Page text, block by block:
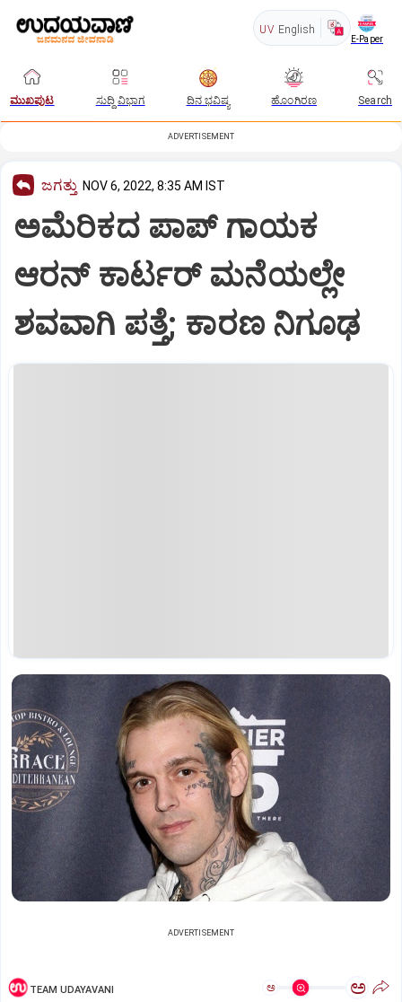
UV English
E-Paper
ಮುಖಪುಟ ಸುದ್ದಿ ವಿಭಾಗ ದಿನ ಭವಿಷ್ಯ ಹೊಂಗಿರಣ Search
ADVERTISEMENT
ಜಗತ್ತು NOV 6, 2022, 8:35 AM IST
ಅಮೆರಿಕದ ಪಾಪ್ ಗಾಯಕ
ಆರನ್ ಕಾರ್ಟರ್ ಮನೆಯಲ್ಲೇ
ಶವವಾಗಿ ಪತ್ತೆ; ಕಾರಣ ನಿಗೂಢ
ADVERTISEMENT
TEAM UDAYAVANI ಅ ಅ